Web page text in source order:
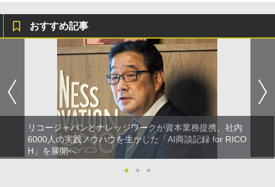
おすすめ記事
リコージャパンとナレッジワークが資本業務提携、社内
6000人の実践ノウハウを生かした「AI商談記録 for RICO
H」を展開へ
●
● ●